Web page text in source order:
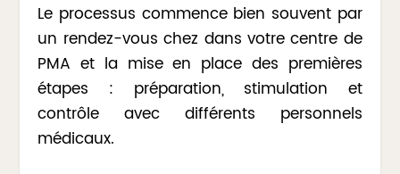
Le processus commence bien souvent par
un rendez-vous chez dans votre centre de
PMA et la mise en place des premières
étapes : préparation, stimulation et
contrôle avec différents personnels
médicaux.